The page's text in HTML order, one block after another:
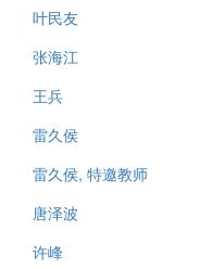
叶民友
张海江
王兵
雷久侯
雷久侯, 特邀教师
唐泽波
许峰